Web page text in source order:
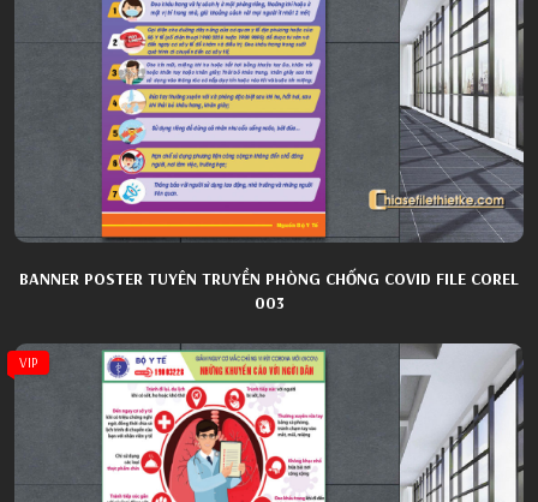
BANNER POSTER TUYÊN TRUYỀN PHÒNG CHỐNG COVID FILE COREL
003
VIP